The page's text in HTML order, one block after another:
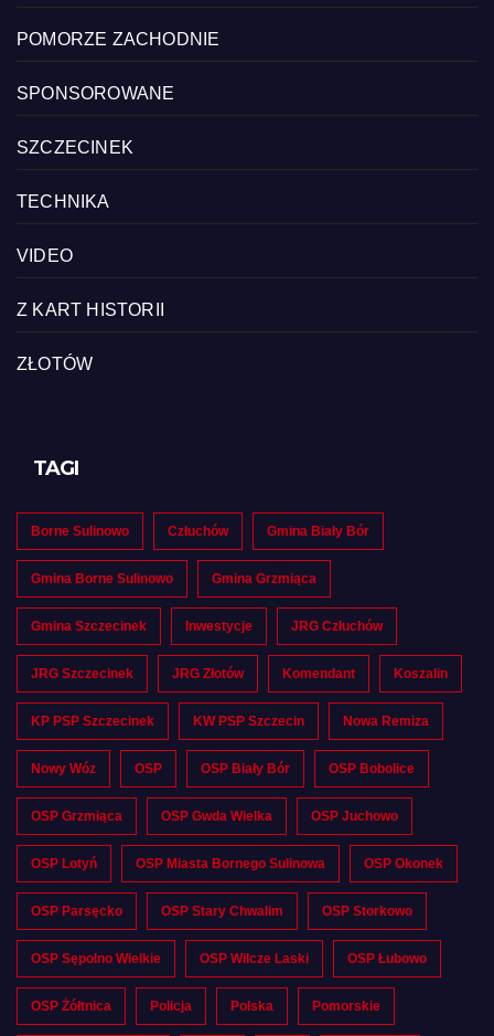
POMORZE ZACHODNIE
SPONSOROWANE
SZCZECINEK
TECHNIKA
VIDEO
Z KART HISTORII
ZŁOTÓW
TAGI
Borne Sulinowo Człuchów Gmina Biały Bór
Gmina Borne Sulinowo Gmina Grzmiąca
Gmina Szczecinek Inwestycje JRG Człuchów
JRG Szczecinek JRG Złotów Komendant Koszalin
KP PSP Szczecinek KW PSP Szczecin Nowa Remiza
Nowy Wóz OSP OSP Biały Bór OSP Bobolice
OSP Grzmiąca OSP Gwda Wielka OSP Juchowo
OSP Lotyń OSP Miasta Bornego Sulinowa OSP Okonek
OSP Parsęcko OSP Stary Chwalim OSP Storkowo
OSP Sępolno Wielkie OSP Wilcze Laski OSP Łubowo
OSP Żółtnica Policja Polska Pomorskie